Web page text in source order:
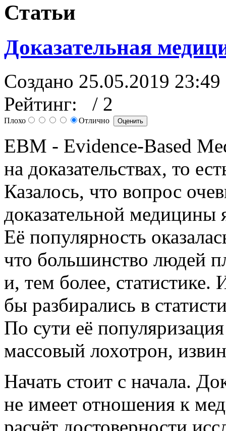
Статьи
Доказательная
Создано 25.05.2019 23:49
Рейтинг:
/ 2
Плохо Отлично
EBM - Evidence-Based
на доказательствах, то
Казалось, что вопрос
доказательной медицины
Её популярность
что большинство людей
и, тем более,
бы разбирались в
По сути её
массовый лохотрон,
Начать стоит с начала.
не имеет отношения к